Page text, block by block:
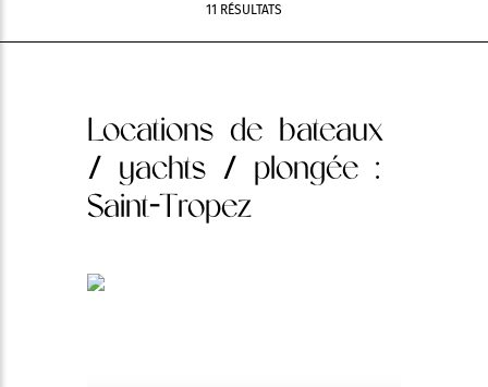
11 RÉSULTATS
Locations de bateaux
/ yachts / plongée :
Saint-Tropez